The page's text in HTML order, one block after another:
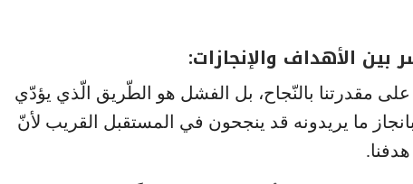
بين الأهداف والإنجازات:
مقدرتنا بالنّجاح، بل الفشل هو الطّريق الّذي يؤدّي
ما يريدونه قد ينجحون في المستقبل القريب لأنّ